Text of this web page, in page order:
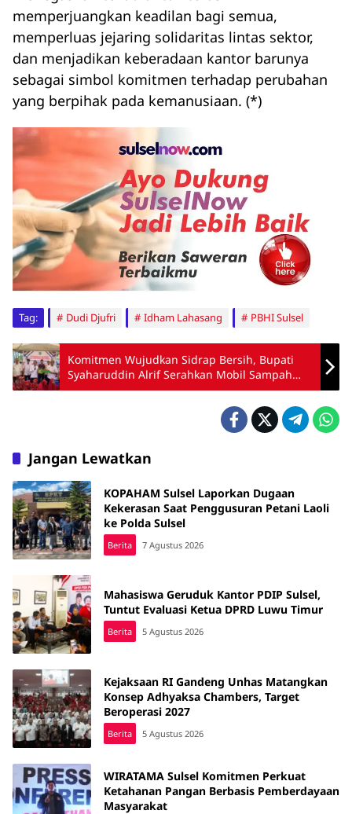
memperjuangkan keadilan bagi semua,
memperluas jejaring solidaritas lintas sektor,
dan menjadikan keberadaan kantor barunya
sebagai simbol komitmen terhadap perubahan
yang berpihak pada kemanusiaan. (*)
Tag: Dudi Djufri Idham Lahasang PBHI Sulsel
Komitmen Wujudkan Sidrap Bersih, Bupati
Syaharuddin Alrif Serahkan Mobil Sampah
untuk Kecamatan Pitu Riawa
Jangan Lewatkan
KOPAHAM Sulsel Laporkan Dugaan
Kekerasan Saat Penggusuran Petani Laoli
ke Polda Sulsel
Berita 7 Agustus 2026
Mahasiswa Geruduk Kantor PDIP Sulsel,
Tuntut Evaluasi Ketua DPRD Luwu Timur
Berita 5 Agustus 2026
Kejaksaan RI Gandeng Unhas Matangkan
Konsep Adhyaksa Chambers, Target
Beroperasi 2027
Berita 5 Agustus 2026
WIRATAMA Sulsel Komitmen Perkuat
Ketahanan Pangan Berbasis Pemberdayaan
Masyarakat